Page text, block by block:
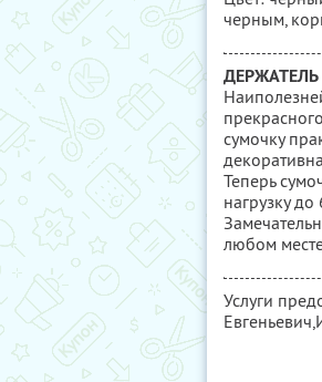
черным,
сумочку
Теперь
нагрузку до
любом
Услуги
Евгеньевич,